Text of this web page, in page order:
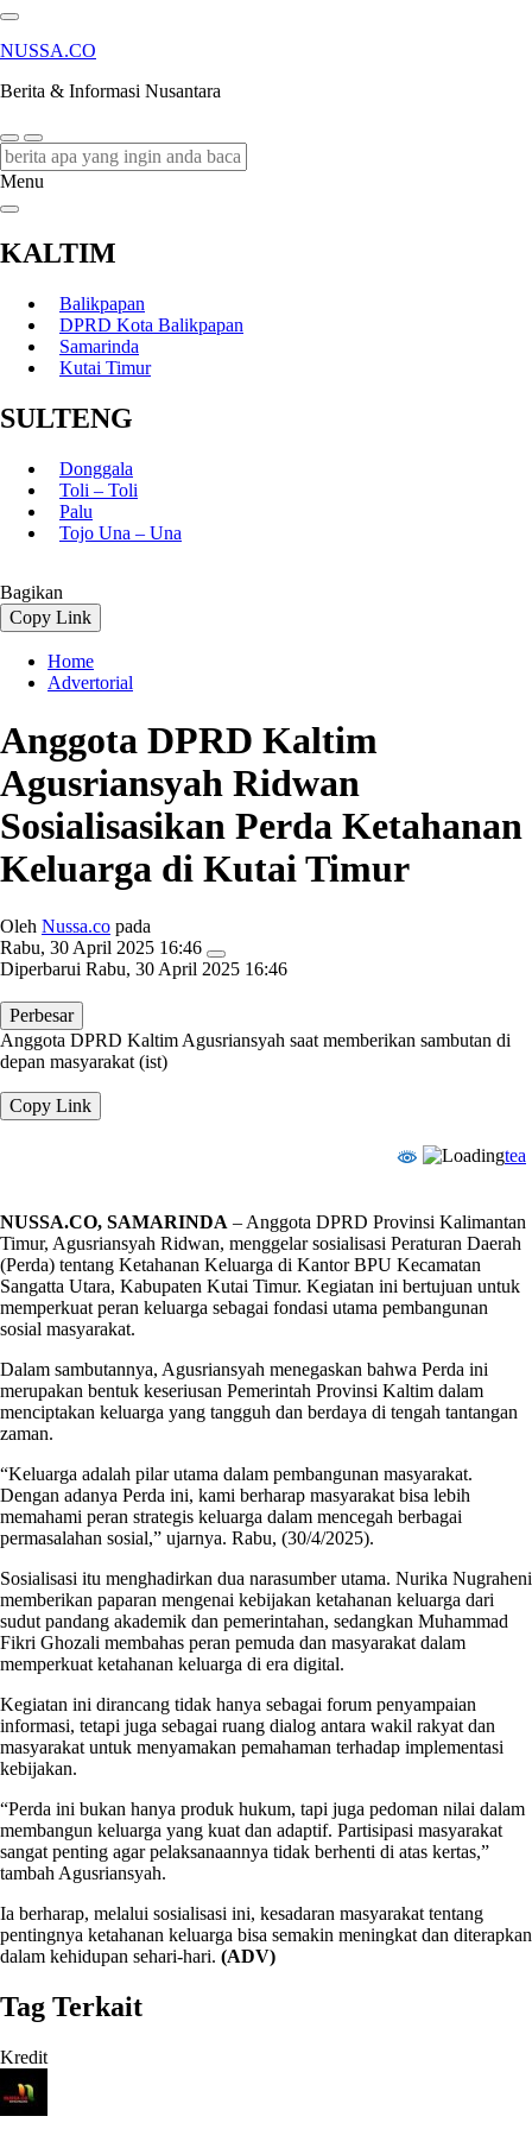
NUSSA.CO
Berita & Informasi Nusantara
Menu
KALTIM
Balikpapan
DPRD Kota Balikpapan
Samarinda
Kutai Timur
SULTENG
Donggala
Toli – Toli
Palu
Tojo Una – Una
Bagikan
Copy Link
Home
Advertorial
Anggota DPRD Kaltim
Agusriansyah Ridwan
Sosialisasikan Perda Ketahanan
Keluarga di Kutai Timur
Oleh Nussa.co pada
Rabu, 30 April 2025 16:46
Diperbarui Rabu, 30 April 2025 16:46
Perbesar
Anggota DPRD Kaltim Agusriansyah saat memberikan sambutan di
depan masyarakat (ist)
Copy Link
tea
NUSSA.CO, SAMARINDA – Anggota DPRD Provinsi Kalimantan
Timur, Agusriansyah Ridwan, menggelar sosialisasi Peraturan Daerah
(Perda) tentang Ketahanan Keluarga di Kantor BPU Kecamatan
Sangatta Utara, Kabupaten Kutai Timur. Kegiatan ini bertujuan untuk
memperkuat peran keluarga sebagai fondasi utama pembangunan
sosial masyarakat.
Dalam sambutannya, Agusriansyah menegaskan bahwa Perda ini
merupakan bentuk keseriusan Pemerintah Provinsi Kaltim dalam
menciptakan keluarga yang tangguh dan berdaya di tengah tantangan
zaman.
“Keluarga adalah pilar utama dalam pembangunan masyarakat.
Dengan adanya Perda ini, kami berharap masyarakat bisa lebih
memahami peran strategis keluarga dalam mencegah berbagai
permasalahan sosial,” ujarnya. Rabu, (30/4/2025).
Sosialisasi itu menghadirkan dua narasumber utama. Nurika Nugraheni
memberikan paparan mengenai kebijakan ketahanan keluarga dari
sudut pandang akademik dan pemerintahan, sedangkan Muhammad
Fikri Ghozali membahas peran pemuda dan masyarakat dalam
memperkuat ketahanan keluarga di era digital.
Kegiatan ini dirancang tidak hanya sebagai forum penyampaian
informasi, tetapi juga sebagai ruang dialog antara wakil rakyat dan
masyarakat untuk menyamakan pemahaman terhadap implementasi
kebijakan.
“Perda ini bukan hanya produk hukum, tapi juga pedoman nilai dalam
membangun keluarga yang kuat dan adaptif. Partisipasi masyarakat
sangat penting agar pelaksanaannya tidak berhenti di atas kertas,”
tambah Agusriansyah.
Ia berharap, melalui sosialisasi ini, kesadaran masyarakat tentang
pentingnya ketahanan keluarga bisa semakin meningkat dan diterapkan
dalam kehidupan sehari-hari. (ADV)
Tag Terkait
Kredit